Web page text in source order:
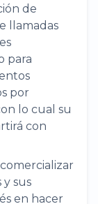
de
llamadas
para
por
lo cual su
con
sus
en hacer